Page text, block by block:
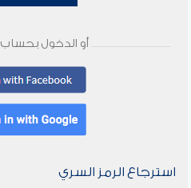
أو الدخول بحساب
استرجاع الرمز السري